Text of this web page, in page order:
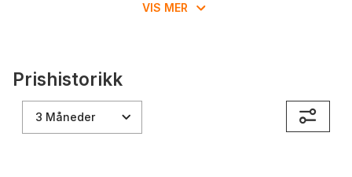
VIS MER
Prishistorikk
3 Måneder